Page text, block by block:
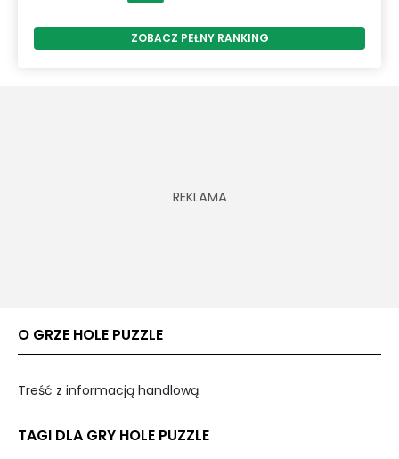
ZOBACZ PEŁNY RANKING
O GRZE HOLE PUZZLE
Treść z informacją handlową.
TAGI DLA GRY HOLE PUZZLE